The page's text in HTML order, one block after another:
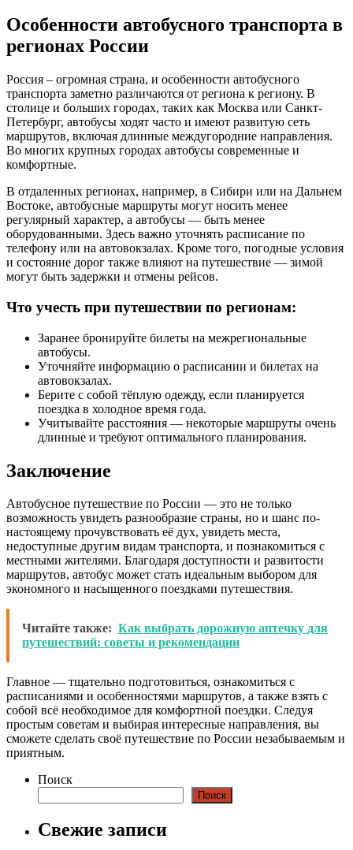
Особенности автобусного транспорта в
регионах России
Россия – огромная страна, и особенности автобусного
транспорта заметно различаются от региона к региону. В
столице и больших городах, таких как Москва или Санкт-
Петербург, автобусы ходят часто и имеют развитую сеть
маршрутов, включая длинные междугородние направления.
Во многих крупных городах автобусы современные и
комфортные.
В отдаленных регионах, например, в Сибири или на Дальнем
Востоке, автобусные маршруты могут носить менее
регулярный характер, а автобусы — быть менее
оборудованными. Здесь важно уточнять расписание по
телефону или на автовокзалах. Кроме того, погодные условия
и состояние дорог также влияют на путешествие — зимой
могут быть задержки и отмены рейсов.
Что учесть при путешествии по регионам:
Заранее бронируйте билеты на межрегиональные
автобусы.
Уточняйте информацию о расписании и билетах на
автовокзалах.
Берите с собой тёплую одежду, если планируется
поездка в холодное время года.
Учитывайте расстояния — некоторые маршруты очень
длинные и требуют оптимального планирования.
Заключение
Автобусное путешествие по России — это не только
возможность увидеть разнообразие страны, но и шанс по-
настоящему прочувствовать её дух, увидеть места,
недоступные другим видам транспорта, и познакомиться с
местными жителями. Благодаря доступности и развитости
маршрутов, автобус может стать идеальным выбором для
экономного и насыщенного поездками путешествия.
Читайте также: Как выбрать дорожную аптечку для
путешествий: советы и рекомендации
Главное — тщательно подготовиться, ознакомиться с
расписаниями и особенностями маршрутов, а также взять с
собой всё необходимое для комфортной поездки. Следуя
простым советам и выбирая интересные направления, вы
сможете сделать своё путешествие по России незабываемым и
приятным.
Поиск
Поиск
Свежие записи